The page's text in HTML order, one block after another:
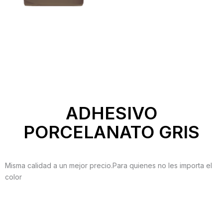
ADHESIVO
PORCELANATO GRIS
Misma calidad a un mejor precio.Para quienes no les importa el
color